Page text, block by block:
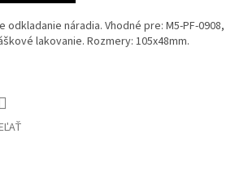
náradia. Vhodné pre: M5-PF-0908,
lakovanie. Rozmery: 105x48mm.